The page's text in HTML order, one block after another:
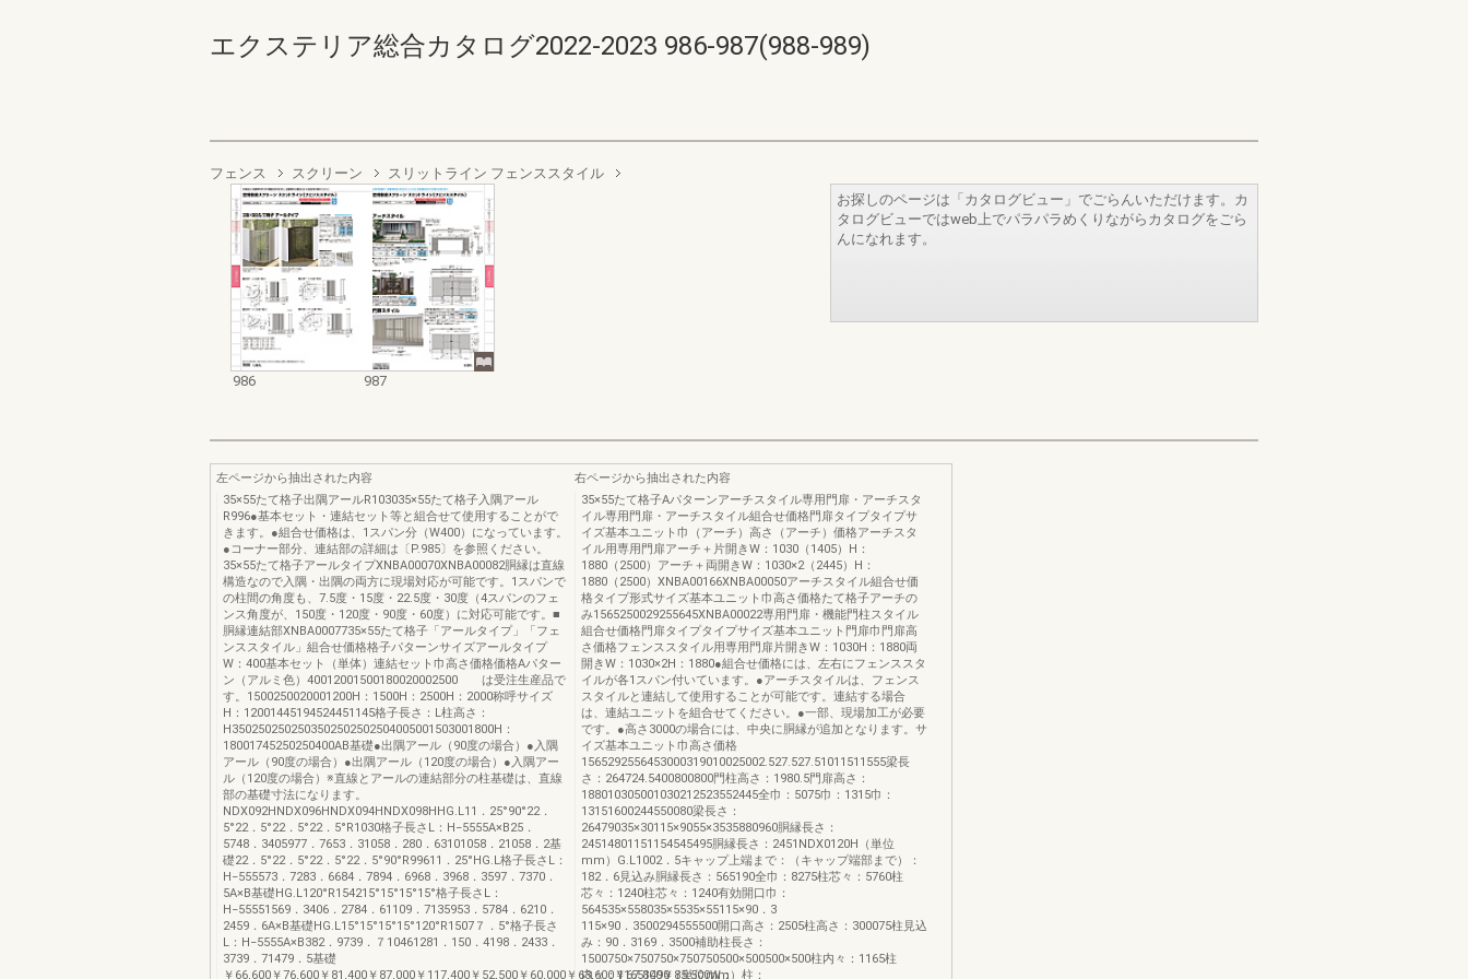
エクステリア総合カタログ2022-2023 986-987(988-989)
フェンス スクリーン スリットライン フェンススタイル
986 987
お探しのページは「カタログビュー」でごらんいただけます。カ
タログビューではweb上でパラパラめくりながらカタログをごら
んになれます。
左ページから抽出された内容
35×55たて格子出隅アールR103035×55たて格子入隅アール
R996●基本セット・連結セット等と組合せて使用することがで
きます。●組合せ価格は、1スパン分（W400）になっています。
●コーナー部分、連結部の詳細は〔P.985〕を参照ください。
35×55たて格子アールタイプXNBA00070XNBA00082胴縁は直線
構造なので入隅・出隅の両方に現場対応が可能です。1スパンで
の柱間の角度も、7.5度・15度・22.5度・30度（4スパンのフェ
ンス角度が、150度・120度・90度・60度）に対応可能です。■
胴縁連結部XNBA0007735×55たて格子「アールタイプ」「フェ
ンススタイル」組合せ価格格子パターンサイズアールタイプ
W：400基本セット（単体）連結セット巾高さ価格価格Aパター
ン（アルミ色）40012001500180020002500 は受注生産品で
す。1500250020001200H：1500H：2500H：2000称呼サイズ
H：12001445194524451145格子長さ：L柱高さ：
H3502502502503502502502504005001503001800H：
18001745250250400AB基礎●出隅アール（90度の場合）●入隅
アール（90度の場合）●出隅アール（120度の場合）●入隅アー
ル（120度の場合）※直線とアールの連結部分の柱基礎は、直線
部の基礎寸法になります。
NDX092HNDX096HNDX094HNDX098HHG.L11．25°90°22．
5°22．5°22．5°22．5°R1030格子長さL：H−5555A×B25．
5748．3405977．7653．31058．280．63101058．21058．2基
礎22．5°22．5°22．5°22．5°90°R99611．25°HG.L格子長さL：
H−555573．7283．6684．7894．6968．3968．3597．7370．
5A×B基礎HG.L120°R154215°15°15°15°格子長さL：
H−55551569．3406．2784．61109．7135953．5784．6210．
2459．6A×B基礎HG.L15°15°15°15°120°R1507７．5°格子長さ
L：H−5555A×B382．9739．７10461281．150．4198．2433．
3739．71479．5基礎
￥66,600￥76,600￥81,400￥87,000￥117,400￥52,500￥60,000￥63,600￥67,800￥85,500W：
右ページから抽出された内容
35×55たて格子Aパターンアーチスタイル専用門扉・アーチスタ
イル専用門扉・アーチスタイル組合せ価格門扉タイプタイプサ
イズ基本ユニット巾（アーチ）高さ（アーチ）価格アーチスタ
イル用専用門扉アーチ＋片開きW：1030（1405）H：
1880（2500）アーチ＋両開きW：1030×2（2445）H：
1880（2500）XNBA00166XNBA00050アーチスタイル組合せ価
格タイプ形式サイズ基本ユニット巾高さ価格たて格子アーチの
み1565250029255645XNBA00022専用門扉・機能門柱スタイル
組合せ価格門扉タイプタイプサイズ基本ユニット門扉巾門扉高
さ価格フェンススタイル用専用門扉片開きW：1030H：1880両
開きW：1030×2H：1880●組合せ価格には、左右にフェンススタ
イルが各1スパン付いています。●アーチスタイルは、フェンス
スタイルと連結して使用することが可能です。連結する場合
は、連結ユニットを組合せてください。●一部、現場加工が必要
です。●高さ3000の場合には、中央に胴縁が追加となります。サ
イズ基本ユニット巾高さ価格
1565292556453000319010025002.527.527.51011511555梁長
さ：264724.5400800800門柱高さ：1980.5門扉高さ：
188010305001030212523552445全巾：5075巾：1315巾：
13151600244550080梁長さ：
26479035×30115×9055×3535880960胴縁長さ：
24514801151154545495胴縁長さ：2451NDX0120H（単位
mm）G.L1002．5キャップ上端まで：（キャップ端部まで）：
182．6見込み胴縁長さ：565190全巾：8275柱芯々：5760柱
芯々：1240柱芯々：1240有効開口巾：
564535×558035×5535×55115×90．3
115×90．3500294555500開口高さ：2505柱高さ：300075柱見込
み：90．3169．3500補助柱長さ：
1500750×750750×750750500×500500×500柱内々：1165柱
内々：11651490（単位mm）柱：